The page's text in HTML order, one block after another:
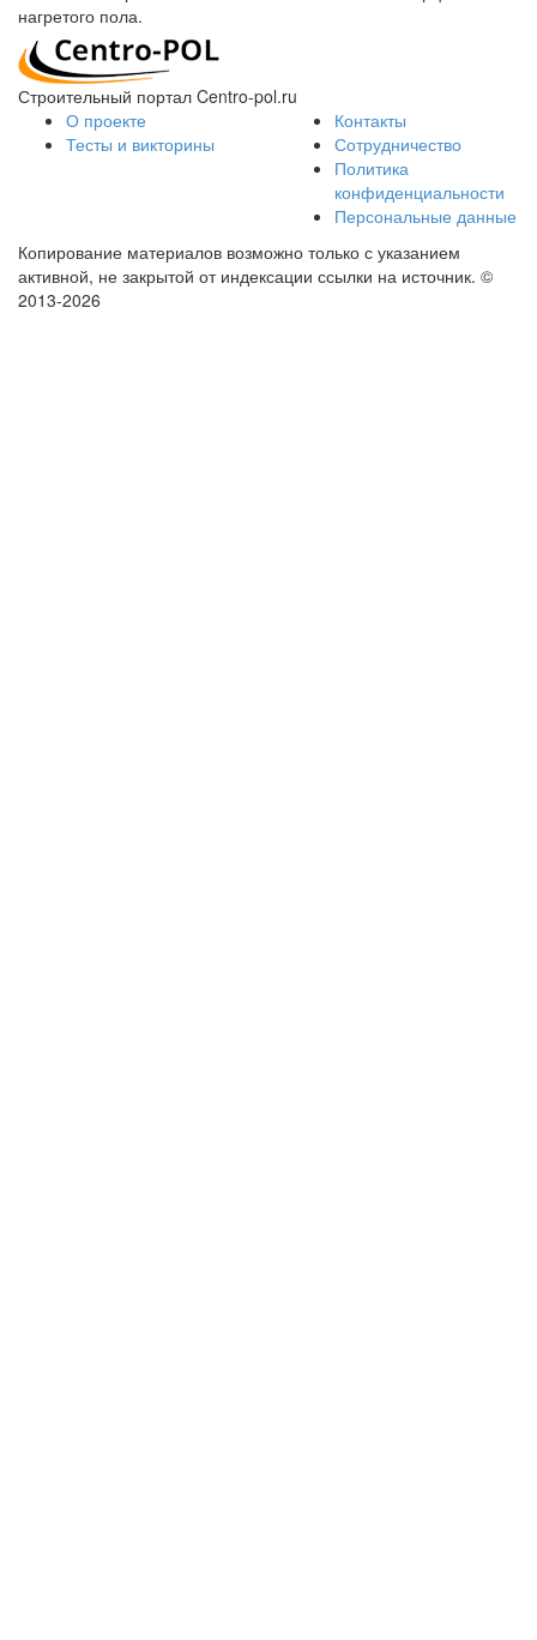
нагретого пола.
Строительный портал Centro-pol.ru
О проекте
Тесты и викторины
Контакты
Сотрудничество
Политика
конфиденциальности
Персональные данные
Копирование материалов возможно только с указанием
активной, не закрытой от индексации ссылки на источник. ©
2013-2026